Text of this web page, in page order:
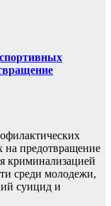
на предотвращение
криминализацией
среди молодежи,
суицид и